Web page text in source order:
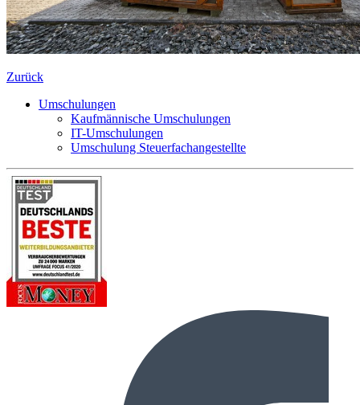
Zurück
Umschulungen
Kaufmännische Umschulungen
IT-Umschulungen
Umschulung Steuerfachangestellte